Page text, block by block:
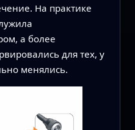
На практике
а более
для тех, у
менялись.